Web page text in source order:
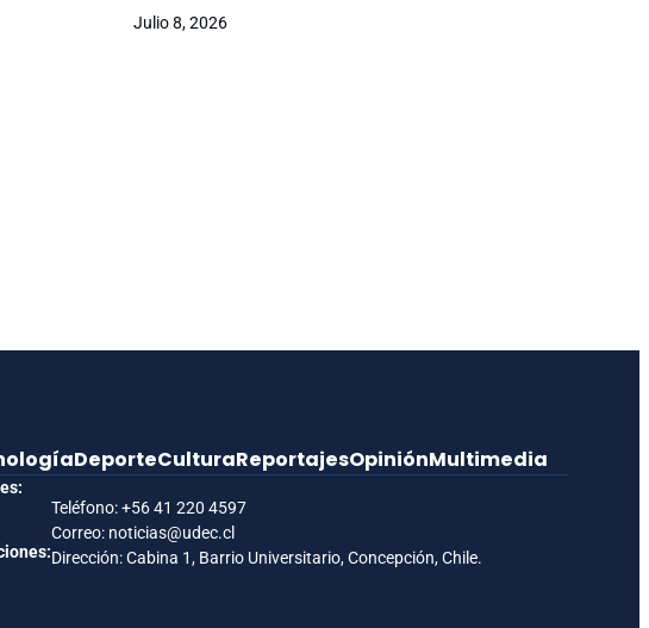
Julio 8, 2026
DeporteCulturaReportajesOpiniónMultimedia
Teléfono:+56 41 220 4597
Correo: noticias@udec.cl
Dirección: Cabina 1, Barrio Universitario, Concepción, Chile.